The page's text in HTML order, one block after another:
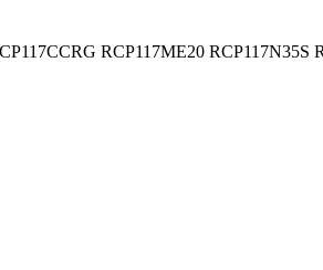
RCP117ME20 RCP117N35S